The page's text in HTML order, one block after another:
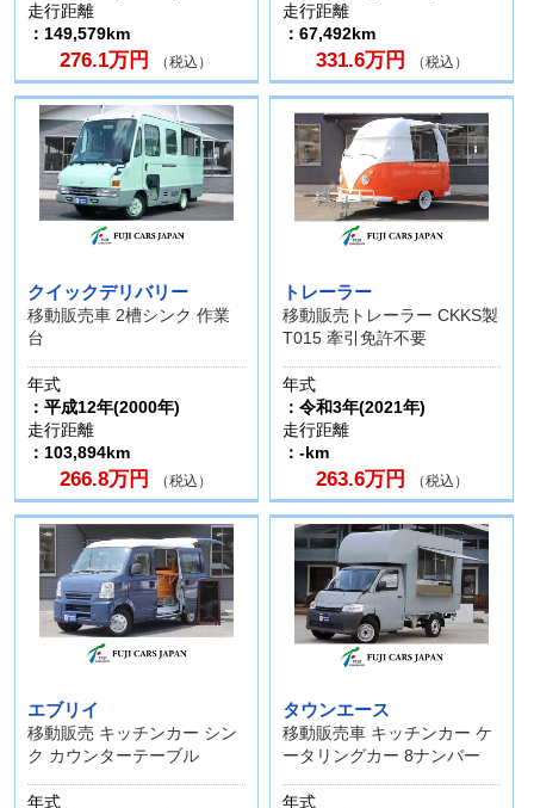
走行距離
：149,579km
276.1万円 （税込）
走行距離
：67,492km
331.6万円 （税込）
クイックデリバリー
移動販売車 2槽シンク 作業
台
年式
：平成12年(2000年)
走行距離
：103,894km
266.8万円 （税込）
トレーラー
移動販売トレーラー CKKS製
T015 牽引免許不要
年式
：令和3年(2021年)
走行距離
：-km
263.6万円 （税込）
エブリイ
移動販売 キッチンカー シン
ク カウンターテーブル
年式
タウンエース
移動販売車 キッチンカー ケ
ータリングカー 8ナンバー
年式